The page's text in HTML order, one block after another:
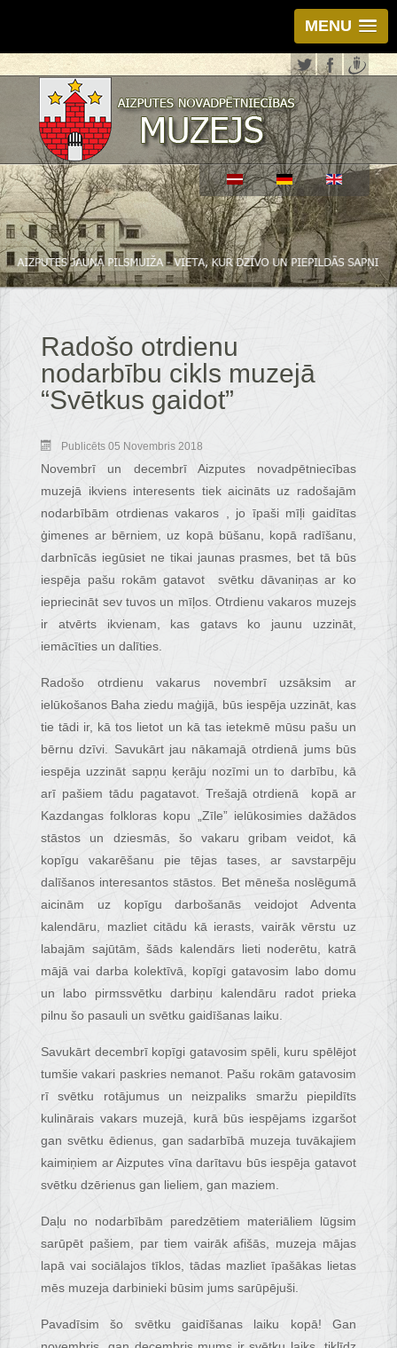
MENU
Radošo otrdienu
nodarbību cikls muzejā
“Svētkus gaidot”
Publicēts 05 Novembris 2018
Novembrī un decembrī Aizputes novadpētniecības
muzejā ikviens interesents tiek aicināts uz radošajām
nodarbībām otrdienas vakaros , jo īpaši mīļi gaidītas
ģimenes ar bērniem, uz kopā būšanu, kopā radīšanu,
darbnīcās iegūsiet ne tikai jaunas prasmes, bet tā būs
iespēja pašu rokām gatavot svētku dāvaniņas ar ko
iepriecināt sev tuvos un mīļos. Otrdienu vakaros muzejs
ir atvērts ikvienam, kas gatavs ko jaunu uzzināt,
iemācīties un dalīties.
Radošo otrdienu vakarus novembrī uzsāksim ar
ielūkošanos Baha ziedu maģijā, būs iespēja uzzināt, kas
tie tādi ir, kā tos lietot un kā tas ietekmē mūsu pašu un
bērnu dzīvi. Savukārt jau nākamajā otrdienā jums būs
iespēja uzzināt sapņu ķerāju nozīmi un to darbību, kā
arī pašiem tādu pagatavot. Trešajā otrdienā kopā ar
Kazdangas folkloras kopu „Zīle” ielūkosimies dažādos
stāstos un dziesmās, šo vakaru gribam veidot, kā
kopīgu vakarēšanu pie tējas tases, ar savstarpēju
dalīšanos interesantos stāstos. Bet mēneša noslēgumā
aicinām uz kopīgu darbošanās veidojot Adventa
kalendāru, mazliet citādu kā ierasts, vairāk vērstu uz
labajām sajūtām, šāds kalendārs lieti noderētu, katrā
mājā vai darba kolektīvā, kopīgi gatavosim labo domu
un labo pirmssvētku darbiņu kalendāru radot prieka
pilnu šo pasauli un svētku gaidīšanas laiku.
Savukārt decembrī kopīgi gatavosim spēli, kuru spēlējot
tumšie vakari paskries nemanot. Pašu rokām gatavosim
rī svētku rotājumus un neizpaliks smaržu piepildīts
kulinārais vakars muzejā, kurā būs iespējams izgaršot
gan svētku ēdienus, gan sadarbībā muzeja tuvākajiem
kaimiņiem ar Aizputes vīna darītavu būs iespēja gatavot
svētku dzērienus gan lieliem, gan maziem.
Daļu no nodarbībām paredzētiem materiāliem lūgsim
sarūpēt pašiem, par tiem vairāk afišās, muzeja mājas
lapā vai sociālajos tīklos, tādas mazliet īpašākas lietas
mēs muzeja darbinieki būsim jums sarūpējuši.
Pavadīsim šo svētku gaidīšanas laiku kopā! Gan